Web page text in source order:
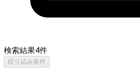
検索結果4件
絞り込み条件